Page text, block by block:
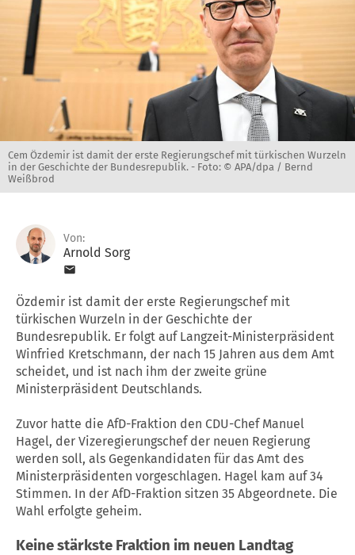
Cem Özdemir ist damit der erste Regierungschef mit türkischen Wurzeln
in der Geschichte der Bundesrepublik. - Foto: © APA/dpa / Bernd
Weißbrod
Von:
Arnold Sorg
Özdemir ist damit der erste Regierungschef mit
türkischen Wurzeln in der Geschichte der
Bundesrepublik. Er folgt auf Langzeit-Ministerpräsident
Winfried Kretschmann, der nach 15 Jahren aus dem Amt
scheidet, und ist nach ihm der zweite grüne
Ministerpräsident Deutschlands.
Zuvor hatte die AfD-Fraktion den CDU-Chef Manuel
Hagel, der Vizeregierungschef der neuen Regierung
werden soll, als Gegenkandidaten für das Amt des
Ministerpräsidenten vorgeschlagen. Hagel kam auf 34
Stimmen. In der AfD-Fraktion sitzen 35 Abgeordnete. Die
Wahl erfolgte geheim.
Keine stärkste Fraktion im neuen Landtag